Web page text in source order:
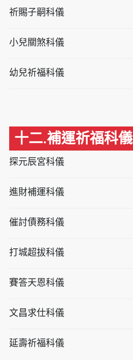
祈賜子嗣科儀
小兒關煞科儀
幼兒祈福科儀
十二.補運祈福科儀
探元辰宮科儀
進財補運科儀
催討債務科儀
打城超拔科儀
賽答天恩科儀
文昌求仕科儀
延壽祈福科儀